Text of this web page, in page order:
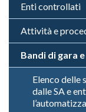
Enti controllati
Attività e
Bandi di gara
Elenco delle
dalle SA e